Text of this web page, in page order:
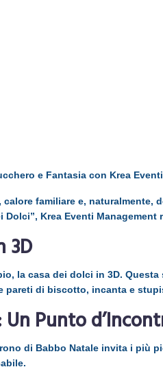
e Fantasia con Krea
familiare e,
Dolci”, Krea Eventi
3D
la casa dei dolci in 3D.
pareti di biscotto, incanta e
Punto
di Babbo Natale invita i più